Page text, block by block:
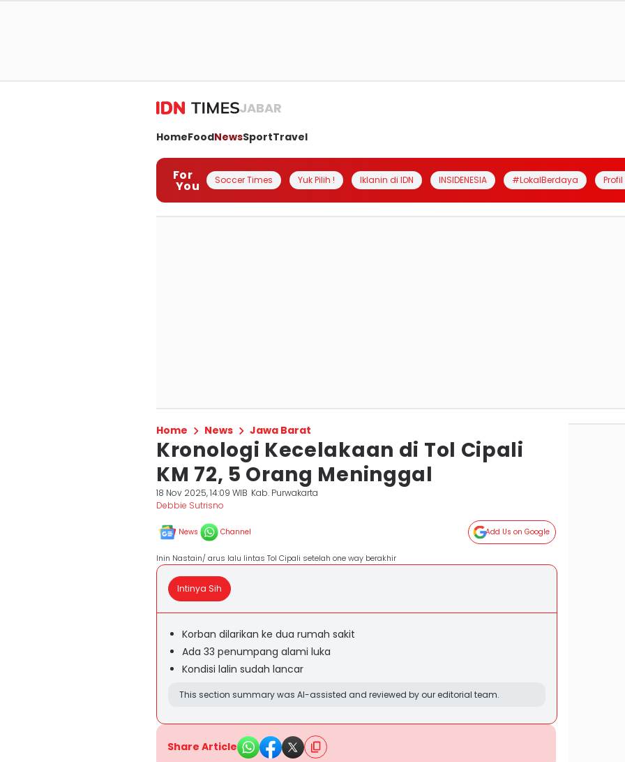
JABAR
HomeFoodNewsSportTravel
For
You Soccer Times Yuk Pilih ! Iklanin di IDN INSIDENESIA #LokalBerdaya
Home News Jawa Barat
Kronologi Kecelakaan di Tol Cipali
KM 72, 5 Orang Meninggal
18 Nov 2025, 14:09 WIB Kab. Purwakarta
Debbie Sutrisno
News Channel Add Us on Google
Inin Nastain/ arus lalu lintas Tol Cipali setelah one way berakhir
Intinya Sih
Korban dilarikan ke dua rumah sakit
Ada 33 penumpang alami luka
Kondisi lalin sudah lancar
This section summary was AI-assisted and reviewed by our editorial team.
Share Article